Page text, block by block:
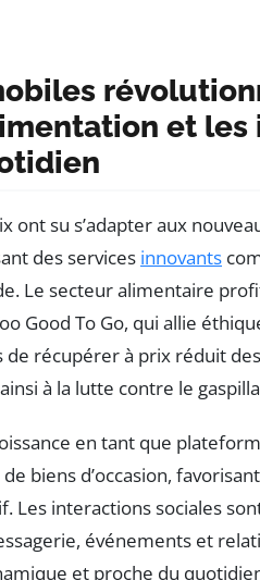
et
ont su s’adapter aux
des services innovants
Le secteur alimentaire
Good To Go, qui allie
récupérer à prix réduit
à la lutte contre le
en tant que
biens d’occasion,
Les interactions sociales
événements et
et proche du